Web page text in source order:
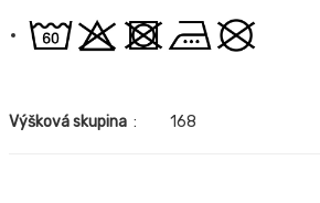
Výšková skupina : 168